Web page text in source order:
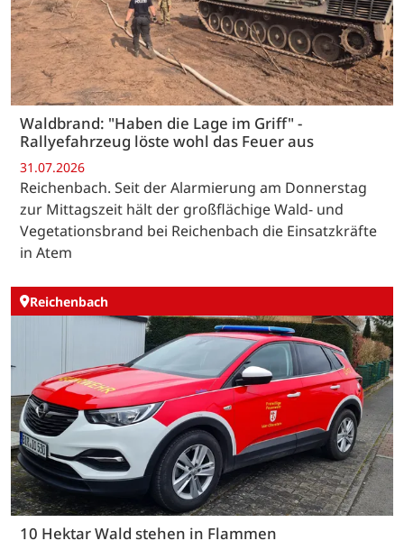
Waldbrand: "Haben die Lage im Griff" -
Rallyefahrzeug löste wohl das Feuer aus
31.07.2026
Reichenbach. Seit der Alarmierung am Donnerstag
zur Mittagszeit hält der großflächige Wald- und
Vegetationsbrand bei Reichenbach die Einsatzkräfte
in Atem
Reichenbach
10 Hektar Wald stehen in Flammen